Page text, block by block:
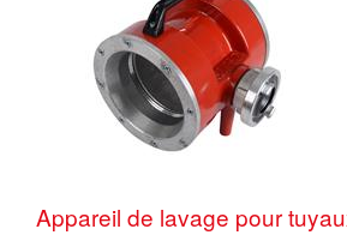
Appareil de lavage pour